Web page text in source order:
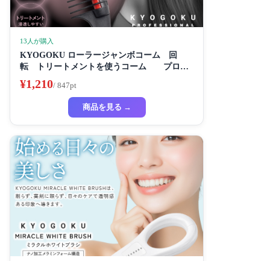
13人が購入
KYOGOKU ローラージャンボコーム 回
転 トリートメントを使うコーム プロ仕
様
¥1,210/ 847pt
商品を見る →